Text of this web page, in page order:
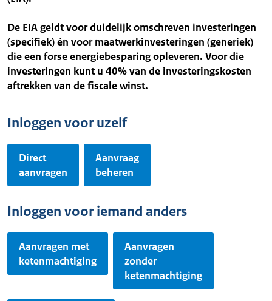
De EIA geldt voor duidelijk omschreven investeringen
(specifiek) én voor maatwerkinvesteringen (generiek)
die een forse energiebesparing opleveren. Voor die
investeringen kunt u 40% van de investeringskosten
aftrekken van de fiscale winst.
Inloggen voor uzelf
Direct
aanvragen
Aanvraag
beheren
Inloggen voor iemand anders
Aanvragen met
ketenmachtiging
Aanvragen
zonder
ketenmachtiging